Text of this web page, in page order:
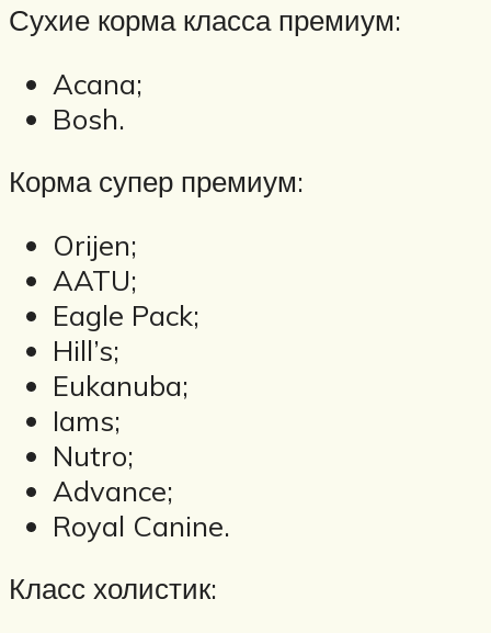
Сухие корма класса премиум:
Acana;
Bosh.
Корма супер премиум:
Orijen;
AATU;
Eagle Pack;
Hill’s;
Eukanuba;
Iams;
Nutro;
Advance;
Royal Canine.
Класс холистик: